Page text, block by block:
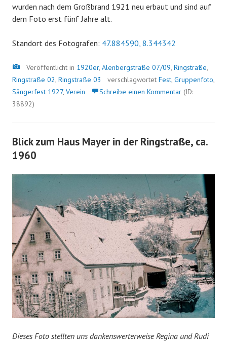
wurden nach dem Großbrand 1921 neu erbaut und sind auf
dem Foto erst fünf Jahre alt.
Standort des Fotografen: 47.884590, 8.344342
Bild
Veröffentlicht in 1920er, Alenbergstraße 07/09, Ringstraße,
Ringstraße 02, Ringstraße 03 verschlagwortet Fest, Gruppenfoto,
Sängerfest 1927, Verein Schreibe einen Kommentar (ID:
38892)
Blick zum Haus Mayer in der Ringstraße, ca.
1960
Dieses Foto stellten uns dankenswerterweise Regina und Rudi